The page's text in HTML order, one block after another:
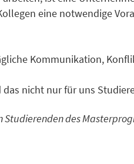
eine notwendige
Kommunikation,
nicht nur für uns
Studierenden des